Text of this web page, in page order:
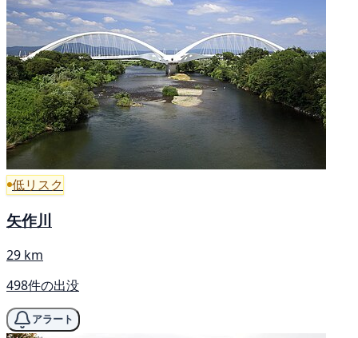
低リスク
矢作川
29 km
498件の出没
アラート